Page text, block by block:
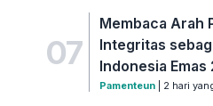
07
Membaca Arah
Integritas
Indonesia Emas
Pamenteun | 2 hari